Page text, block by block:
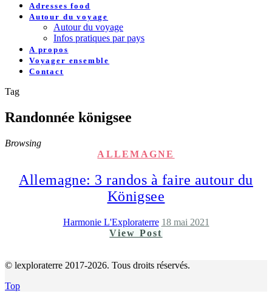
Adresses food
Autour du voyage
Autour du voyage
Infos pratiques par pays
A propos
Voyager ensemble
Contact
Tag
Randonnée königsee
Browsing
ALLEMAGNE
Allemagne: 3 randos à faire autour du
Königsee
Harmonie L'Exploraterre 18 mai 2021
View Post
© lexploraterre 2017-2026. Tous droits réservés.
Top